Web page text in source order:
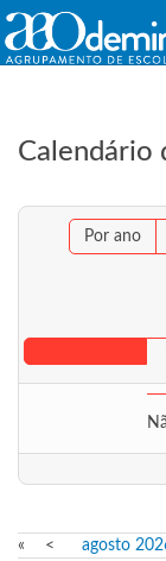
Calendário
Por ano
« < agosto